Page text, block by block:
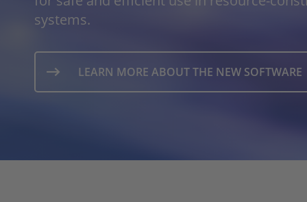
systems.
LEARN MORE ABOUT THE NEW SOFTWARE